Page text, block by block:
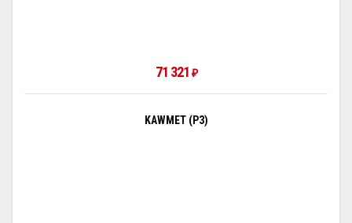
71 321 ₽
KAWMET (P3)